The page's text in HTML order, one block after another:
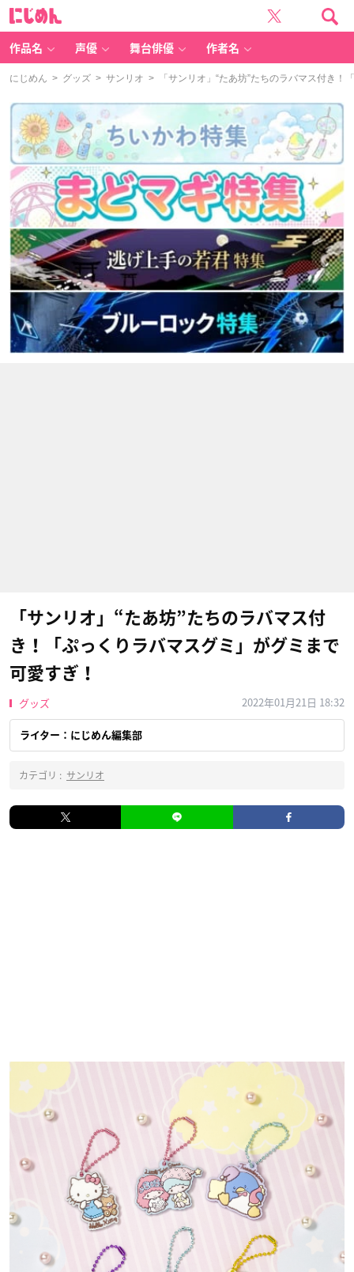
作品名 声優 舞台俳優 作者名
にじめん > グッズ > サンリオ > 「サンリオ」“たあ坊”たちのラバマス付き！
「サンリオ」“たあ坊”たちのラバマス付
き！「ぷっくりラバマスグミ」がグミまで
可愛すぎ！
グッズ 2022年01月21日 18:32
ライター：にじめん編集部
カテゴリ : サンリオ